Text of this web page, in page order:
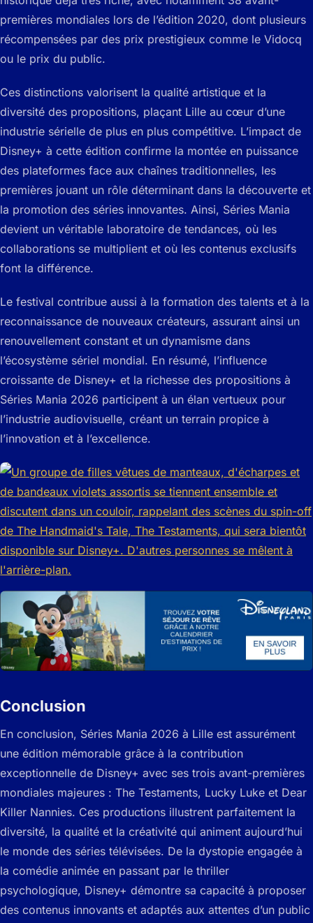
premières mondiales lors de l’édition 2020, dont plusieurs
récompensées par des prix prestigieux comme le Vidocq
ou le prix du public.
Ces distinctions valorisent la qualité artistique et la
diversité des propositions, plaçant Lille au cœur d’une
industrie sérielle de plus en plus compétitive. L’impact de
Disney+ à cette édition confirme la montée en puissance
des plateformes face aux chaînes traditionnelles, les
premières jouant un rôle déterminant dans la découverte et
la promotion des séries innovantes. Ainsi, Séries Mania
devient un véritable laboratoire de tendances, où les
collaborations se multiplient et où les contenus exclusifs
font la différence.
Le festival contribue aussi à la formation des talents et à la
reconnaissance de nouveaux créateurs, assurant ainsi un
renouvellement constant et un dynamisme dans
l’écosystème sériel mondial. En résumé, l’influence
croissante de Disney+ et la richesse des propositions à
Séries Mania 2026 participent à un élan vertueux pour
l’industrie audiovisuelle, créant un terrain propice à
l’innovation et à l’excellence.
Conclusion
En conclusion, Séries Mania 2026 à Lille est assurément
une édition mémorable grâce à la contribution
exceptionnelle de Disney+ avec ses trois avant-premières
mondiales majeures : The Testaments, Lucky Luke et Dear
Killer Nannies. Ces productions illustrent parfaitement la
diversité, la qualité et la créativité qui animent aujourd’hui
le monde des séries télévisées. De la dystopie engagée à
la comédie animée en passant par le thriller
psychologique, Disney+ démontre sa capacité à proposer
des contenus innovants et adaptés aux attentes d’un public